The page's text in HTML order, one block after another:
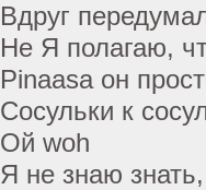
Вдруг
Не Я полагаю,
Pinaasa он
Сосульки к
Ой woh
Я не знаю